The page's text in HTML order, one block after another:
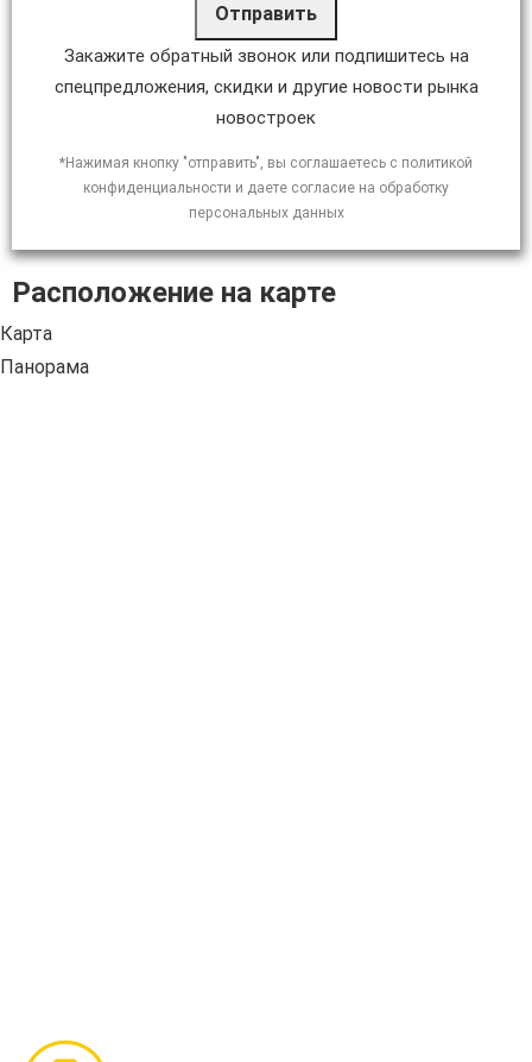
Отправить
Закажите обратный звонок или подпишитесь на
спецпредложения, скидки и другие новости рынка
новостроек
*Нажимая кнопку "отправить", вы соглашаетесь с политикой
конфиденциальности и даете согласие на обработку
персональных данных
Расположение на карте
Карта
Панорама